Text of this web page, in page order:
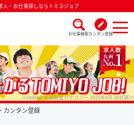
人・お仕事探しならトミヨジョブ
お仕事検索カンタン登録
ョブ ※Indeed 派遣製造カテゴリー 2025年8月 自社調べ
カンタン登録